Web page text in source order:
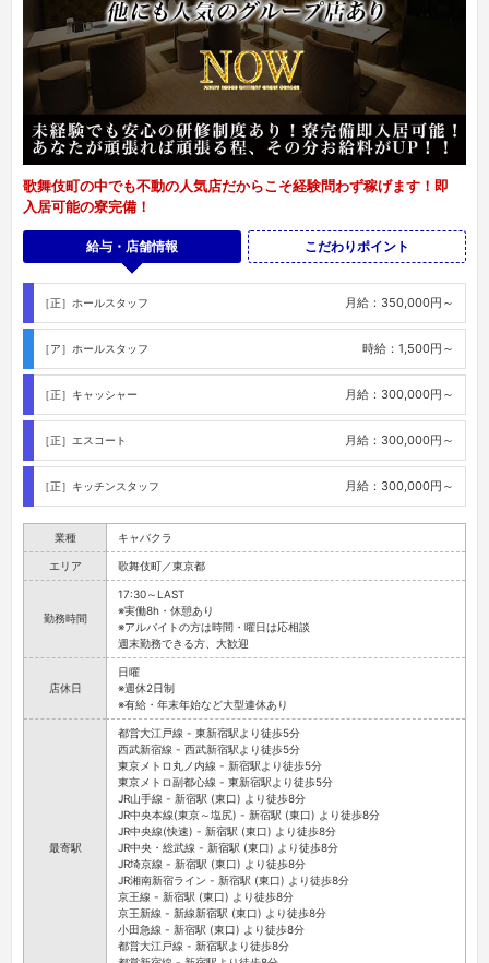
歌舞伎町の中でも不動の人気店だからこそ経験問わず稼げます！即
入居可能の寮完備！
給与・店舗情報 こだわりポイント
［正］ホールスタッフ 月給：350,000円～
［ア］ホールスタッフ 時給：1,500円～
［正］キャッシャー 月給：300,000円～
［正］エスコート 月給：300,000円～
［正］キッチンスタッフ 月給：300,000円～
業種 キャバクラ
エリア 歌舞伎町／東京都
勤務時間
17:30～LAST
※実働8h・休憩あり
※アルバイトの方は時間・曜日は応相談
週末勤務できる方、大歓迎
店休日
日曜
※週休2日制
※有給・年末年始など大型連休あり
最寄駅
都営大江戸線 - 東新宿駅より徒歩5分
西武新宿線 - 西武新宿駅より徒歩5分
東京メトロ丸ノ内線 - 新宿駅より徒歩5分
東京メトロ副都心線 - 東新宿駅より徒歩5分
JR山手線 - 新宿駅 (東口) より徒歩8分
JR中央本線(東京～塩尻) - 新宿駅 (東口) より徒歩8分
JR中央線(快速) - 新宿駅 (東口) より徒歩8分
JR中央・総武線 - 新宿駅 (東口) より徒歩8分
JR埼京線 - 新宿駅 (東口) より徒歩8分
JR湘南新宿ライン - 新宿駅 (東口) より徒歩8分
京王線 - 新宿駅 (東口) より徒歩8分
京王新線 - 新線新宿駅 (東口) より徒歩8分
小田急線 - 新宿駅 (東口) より徒歩8分
都営大江戸線 - 新宿駅より徒歩8分